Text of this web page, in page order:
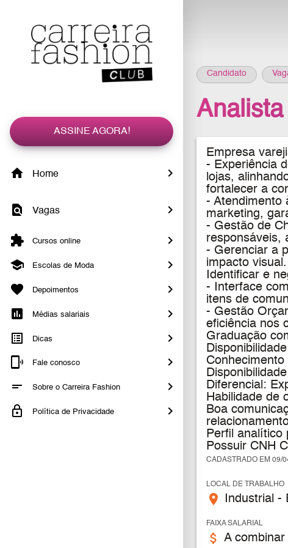
ASSINE AGORA!
Home
Vagas
Cursos online
Escolas de Moda
Depoimentos
Médias salariais
Dicas
Fale conosco
Sobre o Carreira Fashion
Política de Privacidade
Candidato
Empresa
- Experiência
lojas,
fortalecer a
- Atendimento
marketing,
- Gestão de
responsáveis,
- Gerenciar a
impacto visual.
Identificar e
- Interface
itens de
- Gestão
eficiência nos
Graduação
Diferencial:
Habilidade de
Boa
Perfil analítico
Possuir CNH
CADASTRADO EM 09/
LOCAL DE TRABALHO
place Industrial -
FAIXA SALARIAL
attach_money A combinar